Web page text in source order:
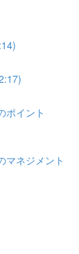
ポイント
マネジメント